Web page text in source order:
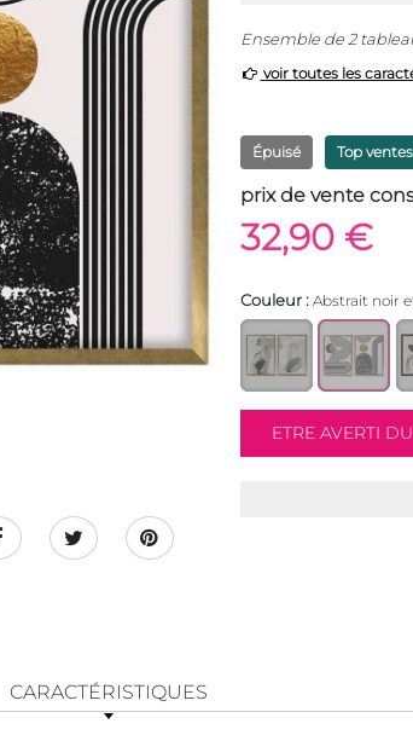
Ensemble de 2
voir toutes les
Épuisé Top ventes
prix de vente
32,90 €
Couleur : Abstrait noir
CARACTÉRISTIQUES